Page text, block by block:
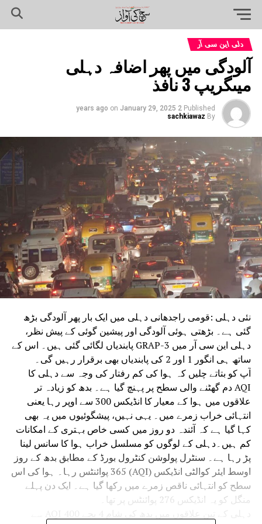
دلی این سی آر
آلودگی میں پھر اضافہ دہلی
میںگریپ 3 نافذ
Published
2 years ago
on January 29, 2025
By
sachkiawaz
نئی دہلی :قومی راجدھانی دہلی میں ایک بار پھر آلودگی بڑھ
گئی ہے۔ بڑھتی ہوئی آلودگی اور پیشین گوئی کے پیش نظر،
دہلی این سی آر میں GRAP-3 پابندیاں لگائی گئی ہیں۔ اس کے
ساتھ ہی انگور 1 اور 2 کی پابندیاں بھی برقرار رہیں گی۔
آپ کو بتاتے چلیں کہ ہوا کی کم رفتار کی وجہ سے دہلی کا
AQI دم گھٹنے والی سطح پر پہنچ گیا ہے۔ بدھ کو زیادہ تر
علاقوں میں ہوا کے معیار کا انڈیکس 300 سے اوپر رہا یعنی
انتہائی خراب زمرے میں۔ یہی نہیں، پیشگوئیوں میں یہ بھی
کہا گیا ہے کہ آئندہ دو روز میں کسی خاص بہتری کے امکانات
کم ہیں۔دہلی کے لوگوں کو مسلسل خراب ہوا کا سانس لینا
پڑ رہا ہے۔ سنٹرل پولوشن کنٹرول بورڈ کے مطابق بدھ کے روز
اوسط ایئر کوالٹی انڈیکس (AQI) 365 پوائنٹس رہا۔ ہوا کی اس
سطح کو انتہائی ناقص زمرے میں رکھا گیا ہے۔ ایک دن پہلے
منگل کو یہ انڈیکس 276 پوائنٹس پر تھا۔